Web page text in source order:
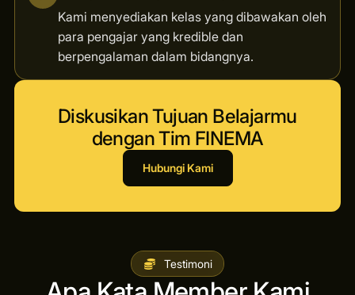
Diskusikan Tujuan Belajarmu
dengan Tim FINEMA
Hubungi Kami
Kami menyediakan kelas yang dibawakan oleh
para pengajar yang kredible dan
berpengalaman dalam bidangnya.
Testimoni